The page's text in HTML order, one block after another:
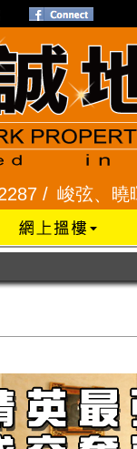
峻弦、曉暉花